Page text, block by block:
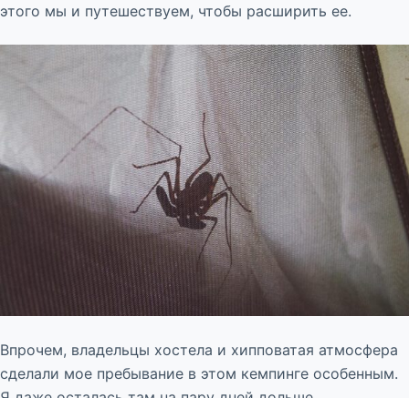
этого мы и путешествуем, чтобы расширить ее.
Впрочем, владельцы хостела и хипповатая атмосфера
сделали мое пребывание в этом кемпинге особенным.